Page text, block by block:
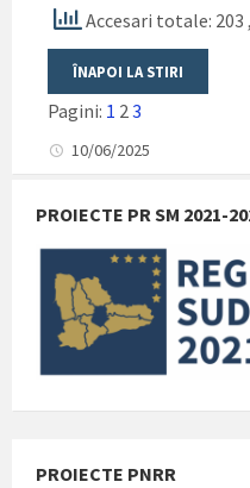
Accesari totale: 203
Pagini: 1 2 3
10/06/2025
PROIECTE PR SM 2021-
PROIECTE PNRR